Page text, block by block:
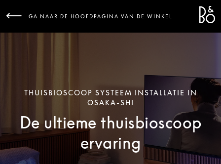
GA NAAR DE HOOFDPAGINA VAN DE WINKEL
THUISBIOSCOOP SYSTEEM INSTALLATIE IN
OSAKA-SHI
De ultieme thuisbioscoop
ervaring